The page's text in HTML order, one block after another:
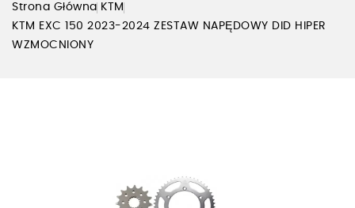
Strona Główna KTM
KTM EXC 150 2023-2024 ZESTAW NAPĘDOWY DID HIPER
WZMOCNIONY